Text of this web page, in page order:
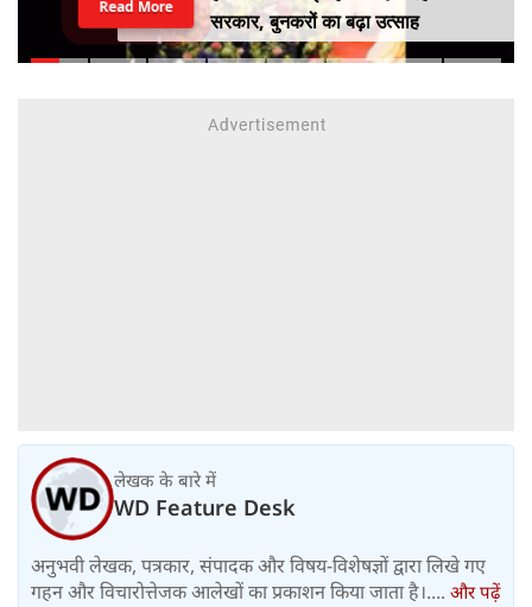
सरकार, बुनकरों का बढ़ा उत्साह
Read More
लेखक के बारे में
WD Feature Desk
अनुभवी लेखक, पत्रकार, संपादक और विषय-विशेषज्ञों द्वारा लिखे गए
गहन और विचारोत्तेजक आलेखों का प्रकाशन किया जाता है।.... और पढ़ें